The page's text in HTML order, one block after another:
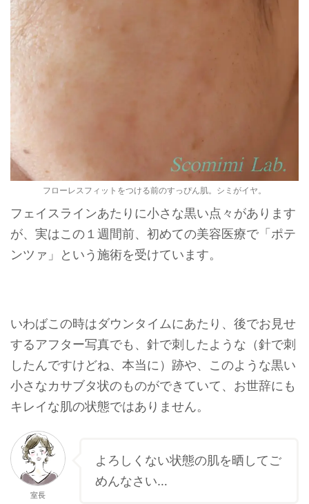
フローレスフィットをつける前のすっぴん肌。シミがイヤ。
フェイスラインあたりに小さな黒い点々があります
が、実はこの１週間前、初めての美容医療で「ポテ
ンツァ」という施術を受けています。
いわばこの時はダウンタイムにあたり、後でお見せ
するアフター写真でも、針で刺したような（針で刺
したんですけどね、本当に）跡や、このような黒い
小さなカサブタ状のものができていて、お世辞にも
キレイな肌の状態ではありません。
室長
よろしくない状態の肌を晒してご
めんなさい…